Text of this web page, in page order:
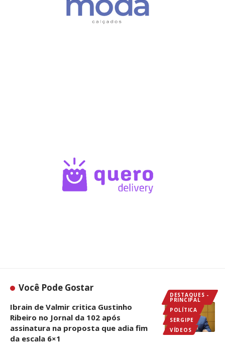
Você Pode Gostar
DESTAQUES -
PRINCIPAL
POLÍTICA
SERGIPE
VÍDEOS
Ibrain de Valmir critica Gustinho
Ribeiro no Jornal da 102 após
assinatura na proposta que adia fim
da escala 6×1